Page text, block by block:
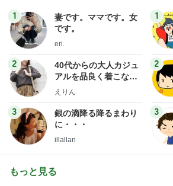
1
妻です。ママです。女
です。
eri.
2
40代からの大人カジュ
アルを品良く着こなす
ファッションブログ
えりん
3
銀の滴降る降るまわり
に・・・
illallan
1
2
3
もっと見る